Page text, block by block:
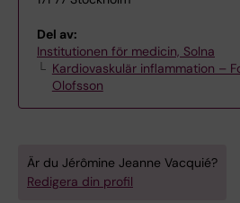
Del av:
Institutionen för medicin, Solna
Kardiovaskulär inflammation –
Olofsson
Är du Jérômine Jeanne Vacquié?
Redigera din profil